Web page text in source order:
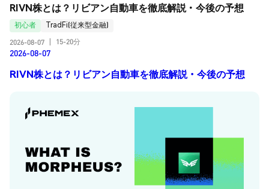
RIVN株とは？リビアン自動車を徹底解説・今後の予想
初心者
TradFi(従来型金融)
2026-08-07
15-20分
2026-08-07
RIVN株とは？リビアン自動車を徹底解説・今後の予想